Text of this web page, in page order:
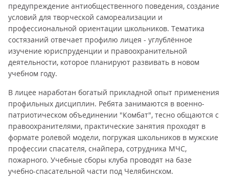
предупреждение антиобщественного поведения, создание
условий для творческой самореализации и
профессиональной ориентации школьников. Тематика
состязаний отвечает профилю лицея - углублённое
изучение юриспруденции и правоохранительной
деятельности, которое планируют развивать в новом
учебном году.
В лицее наработан богатый прикладной опыт применения
профильных дисциплин. Ребята занимаются в военно-
патриотическом объединении "Комбат", тесно общаются с
правоохранителями, практические занятия проходят в
формате ролевой модели, погружая школьников в мужские
профессии спасателя, снайпера, сотрудника МЧС,
пожарного. Учебные сборы клуба проводят на базе
учебно-спасательной части под Челябинском.